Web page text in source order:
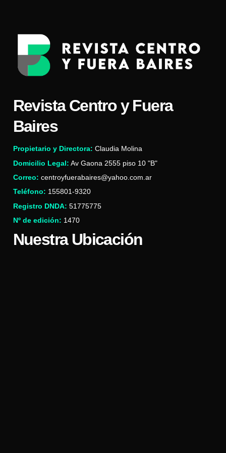
Revista Centro y Fuera
Baires
Propietario y Directora: Claudia Molina
Domicilio Legal: Av Gaona 2555 piso 10 "B"
Correo: centroyfuerabaires@yahoo.com.ar
Teléfono: 155801-9320
Registro DNDA: 51775775
Nº de edición: 1470
Nuestra Ubicación